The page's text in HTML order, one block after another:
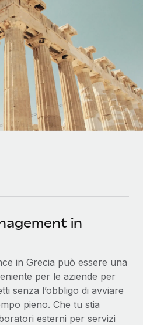
gestione HR e la
in
in Grecia può essere una
per le aziende per
senza l’obbligo di avviare
pieno. Che tu stia
esterni per servizi